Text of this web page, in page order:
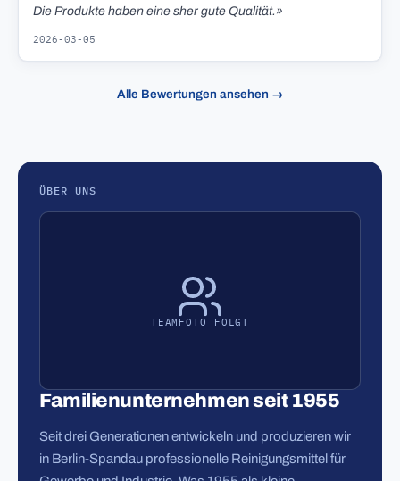
Die Produkte haben eine sher gute Qualität.»
2026-03-05
Alle Bewertungen ansehen →
ÜBER UNS
TEAMFOTO FOLGT
Familienunternehmen seit 1955
Seit drei Generationen entwickeln und produzieren wir
in Berlin-Spandau professionelle Reinigungsmittel für